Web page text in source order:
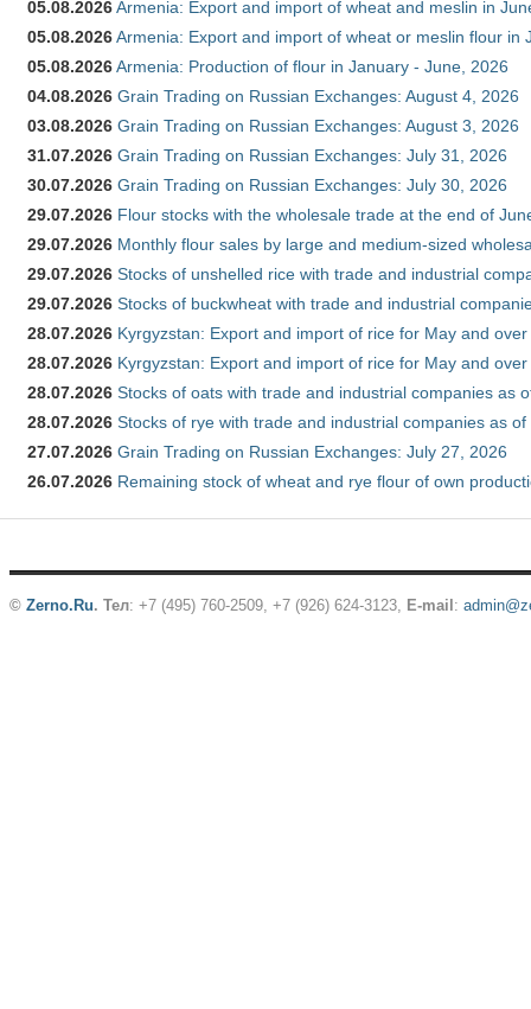
05.08.2026Armenia: Export and import of wheat and meslin in
05.08.2026Armenia: Export and import of wheat or meslin flour in
05.08.2026Armenia: Production of flour in January - June, 2026
04.08.2026 Grain Trading on Russian Exchanges: August 4, 2026
03.08.2026 Grain Trading on Russian Exchanges: August 3, 2026
31.07.2026 Grain Trading on Russian Exchanges: July 31, 2026
30.07.2026 Grain Trading on Russian Exchanges: July 30, 2026
29.07.2026 Flour stocks with the wholesale trade at the end of
29.07.2026 Monthly flour sales by large and medium-sized
29.07.2026 Stocks of unshelled rice with trade and industrial
29.07.2026 Stocks of buckwheat with trade and industrial
28.07.2026 Kyrgyzstan: Export and import of rice for May and
28.07.2026 Kyrgyzstan: Export and import of rice for May and
28.07.2026 Stocks of oats with trade and industrial companies as
28.07.2026 Stocks of rye with trade and industrial companies as
27.07.2026 Grain Trading on Russian Exchanges: July 27, 2026
26.07.2026 Remaining stock of wheat and rye flour of own
© Zerno.Ru. Тел: +7 (495) 760-2509, +7 (926) 624-3123, E-mail :